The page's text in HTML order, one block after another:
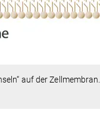
auf der Zellmembran.